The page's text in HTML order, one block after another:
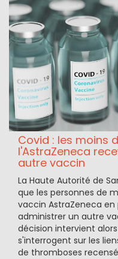
Covid : les moins
l'AstraZeneca
autre vaccin
La Haute Autorité de
que les personnes de
vaccin AstraZeneca
administrer un autre
décision intervient
s'interrogent sur les
de thromboses